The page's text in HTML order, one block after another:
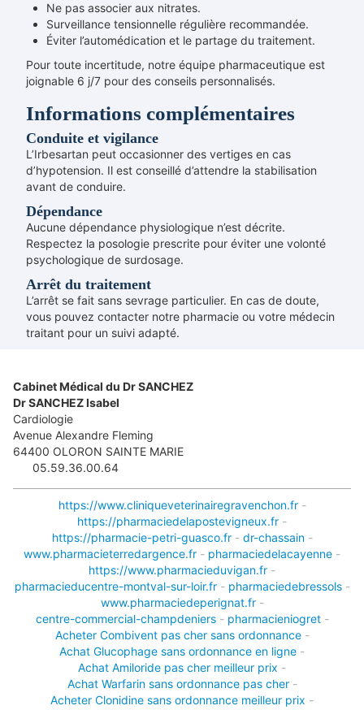
Ne pas associer aux nitrates.
Surveillance tensionnelle régulière recommandée.
Éviter l’automédication et le partage du traitement.
Pour toute incertitude, notre équipe pharmaceutique est
joignable 6 j/7 pour des conseils personnalisés.
Informations complémentaires
Conduite et vigilance
L’Irbesartan peut occasionner des vertiges en cas
d’hypotension. Il est conseillé d’attendre la stabilisation
avant de conduire.
Dépendance
Aucune dépendance physiologique n’est décrite.
Respectez la posologie prescrite pour éviter une volonté
psychologique de surdosage.
Arrêt du traitement
L’arrêt se fait sans sevrage particulier. En cas de doute,
vous pouvez contacter notre pharmacie ou votre médecin
traitant pour un suivi adapté.
Cabinet Médical du Dr SANCHEZ
Dr SANCHEZ Isabel
Cardiologie
Avenue Alexandre Fleming
64400 OLORON SAINTE MARIE
05.59.36.00.64
https://www.cliniqueveterinairegravenchon.fr-
https://pharmaciedelapostevigneux.fr -
https://pharmacie-petri-guasco.fr- dr-chassain-
www.pharmacieterredargence.fr - pharmaciedelacayenne -
https://www.pharmacieduvigan.fr -
pharmacieducentre-montval-sur-loir.fr- pharmaciedebressols-
www.pharmaciedeperignat.fr-
centre-commercial-champdeniers- pharmacieniogret-
Acheter Combivent pas cher sans ordonnance-
Achat Glucophage sans ordonnance en ligne -
Achat Amiloride pas cher meilleur prix -
Achat Warfarin sans ordonnance pas cher-
Acheter Clonidine sans ordonnance meilleur prix -